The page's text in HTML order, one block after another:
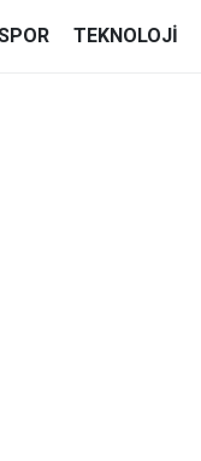
TEKNOLOJI